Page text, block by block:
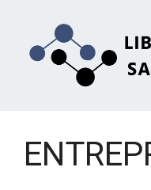
contenu